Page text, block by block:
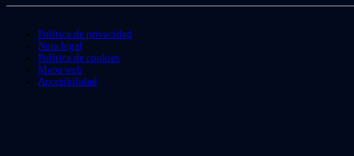
Política de privacidad
Nota legal
Política de cookies
Mapa web
Accesibilidad